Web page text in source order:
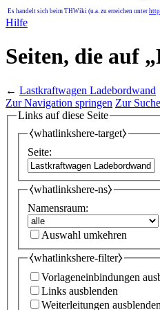
Es handelt sich beim THWiki (u.a. zu erreichen unter
Hilfe
Seiten, die auf
← Lastkraftwagen Ladebordwand
Zur Navigation springen Zur
Links auf diese Seite
⧼whatlinkshere-target⧽
Seite:
⧼whatlinkshere-ns⧽
Namensraum:
Auswahl umkehren
⧼whatlinkshere-filter⧽
Vorlageneinbindungen
Links ausblenden
Weiterleitungen ausblenden